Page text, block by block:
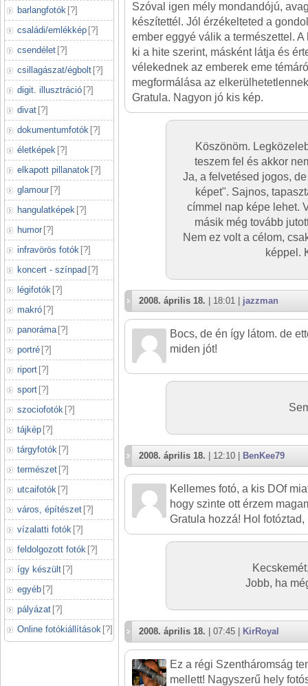
barlangfotók [?]
családi/emlékkép [?]
csendélet [?]
csillagászat/égbolt [?]
digit. illusztráció [?]
divat [?]
dokumentumfotók [?]
életképek [?]
elkapott pillanatok [?]
glamour [?]
hangulatképek [?]
humor [?]
infravörös fotók [?]
koncert - színpad [?]
légifotók [?]
makró [?]
panoráma [?]
portré [?]
riport [?]
sport [?]
szociofotók [?]
tájkép [?]
tárgyfotók [?]
természet [?]
utcaifotók [?]
város, építészet [?]
vízalatti fotók [?]
feldolgozott fotók [?]
így készült [?]
egyéb [?]
pályázat [?]
Online fotókiállítások [?]
Szóval igen mély mondandójú,
készítettél. Jól érzékelteted a
ember eggyé válik a természettel.
ki a hite szerint, másként látja és
vélekednek az emberek eme
megformálása az
Gratula. Nagyon jó kis kép.
Köszönöm.
teszem fel és akkor
Ja, a felvetésed jogos,
képet". Sajnos,
címmel nap képe lehet.
másik még tovább
Nem ez volt a célom,
képpel.
2008. április 18. | 18:01 | jazzman
Bocs, de én így látom. de
miden jót!
2008. április 18. | 12:10 | BenKee79
Kellemes fotó, a kis DOf
hogy szinte ott érzem
Gratula hozzá! Hol
Jobb, ha
2008. április 18. | 07:45 | KirRoyal
Ez a régi Szentháromság
mellett! Nagyszerű hely